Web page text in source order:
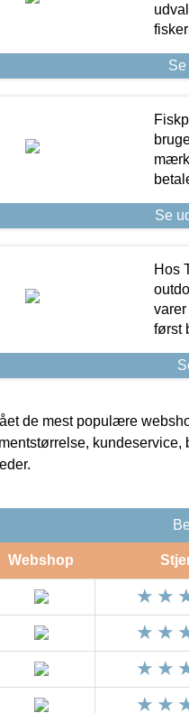
Se
Hos
først
de mest populære
Webshop